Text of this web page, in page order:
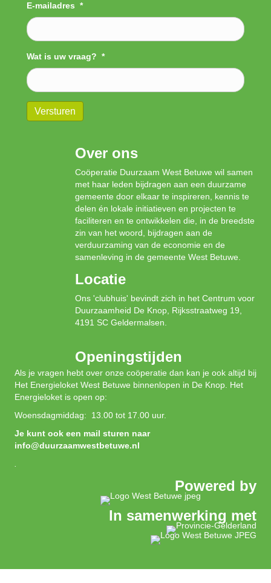
E-mailadres *
Wat is uw vraag? *
Versturen
Over ons
Coöperatie Duurzaam West Betuwe wil samen
met haar leden bijdragen aan een duurzame
gemeente door elkaar te inspireren, kennis te
delen én lokale initiatieven en projecten te
faciliteren en te ontwikkelen die, in de breedste
zin van het woord, bijdragen aan de
verduurzaming van de economie en de
samenleving in de gemeente West Betuwe.
Locatie
Ons 'clubhuis' bevindt zich in het Centrum voor
Duurzaamheid De Knop, Rijksstraatweg 19,
4191 SC Geldermalsen.
Openingstijden
Als je vragen hebt over onze coöperatie dan kan je ook altijd bij
Het Energieloket West Betuwe binnenlopen in De Knop. Het
Energieloket is open op:
Woensdagmiddag: 13.00 tot 17.00 uur.
Je kunt ook een mail sturen naar
info@duurzaamwestbetuwe.nl
Powered by
In samenwerking met